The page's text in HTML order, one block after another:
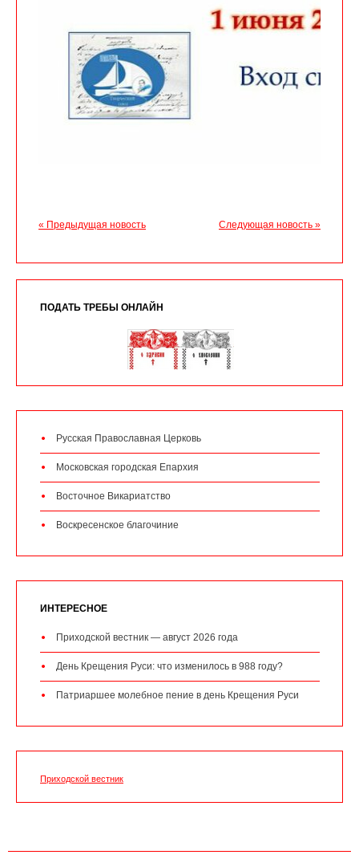
« Предыдущая новость Следующая новость »
ПОДАТЬ ТРЕБЫ ОНЛАЙН
Русская Православная Церковь
Московская городская Епархия
Восточное Викариатство
Воскресенское благочиние
ИНТЕРЕСНОЕ
Приходской вестник — август 2026 года
День Крещения Руси: что изменилось в 988 году?
Патриаршее молебное пение в день Крещения Руси
Приходской вестник